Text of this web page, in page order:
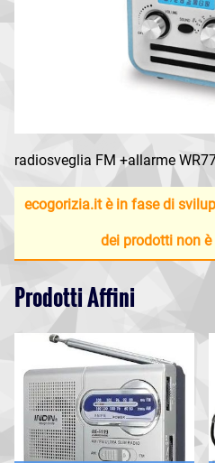
radiosveglia FM +allarme
ecogorizia.it è in fase di
dei prodotti non
Prodotti Affini